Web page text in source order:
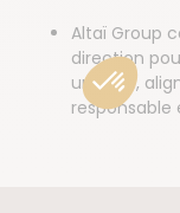
Altaï Group
direction
uniques,
responsable